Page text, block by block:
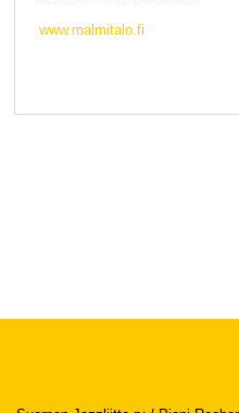
www.malmitalo.fi